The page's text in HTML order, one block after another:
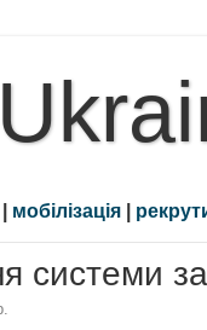
| мобілізація |
системи